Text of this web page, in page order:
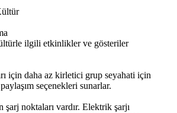
Elektrik şarjı